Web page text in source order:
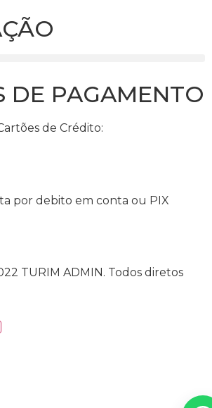
DE PAGAMENTO
de Crédito:
por debito em conta ou PIX
TURIM ADMIN. Todos diretos